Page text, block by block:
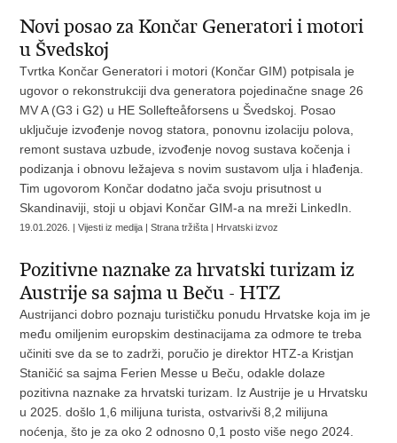
Novi posao za Končar Generatori i motori
u Švedskoj
Tvrtka Končar Generatori i motori (Končar GIM) potpisala je
ugovor o rekonstrukciji dva generatora pojedinačne snage 26
MV A (G3 i G2) u HE Sollefteåforsens u Švedskoj. Posao
uključuje izvođenje novog statora, ponovnu izolaciju polova,
remont sustava uzbude, izvođenje novog sustava kočenja i
podizanja i obnovu ležajeva s novim sustavom ulja i hlađenja.
Tim ugovorom Končar dodatno jača svoju prisutnost u
Skandinaviji, stoji u objavi Končar GIM-a na mreži LinkedIn.
19.01.2026. | Vijesti iz medija | Strana tržišta | Hrvatski izvoz
Pozitivne naznake za hrvatski turizam iz
Austrije sa sajma u Beču - HTZ
Austrijanci dobro poznaju turističku ponudu Hrvatske koja im je
među omiljenim europskim destinacijama za odmore te treba
učiniti sve da se to zadrži, poručio je direktor HTZ-a Kristjan
Staničić sa sajma Ferien Messe u Beču, odakle dolaze
pozitivna naznake za hrvatski turizam. Iz Austrije je u Hrvatsku
u 2025. došlo 1,6 milijuna turista, ostvarivši 8,2 milijuna
noćenja, što je za oko 2 odnosno 0,1 posto više nego 2024.